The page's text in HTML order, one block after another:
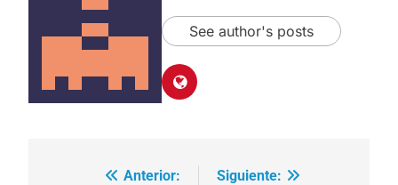
See author's posts
Anterior:
Siguiente: